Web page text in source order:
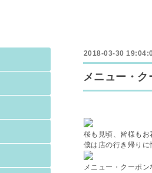
2018-03-30
メニュー・ク
桜も見頃、皆様もお
僕は店の行き帰りに
メニュー・クーポン